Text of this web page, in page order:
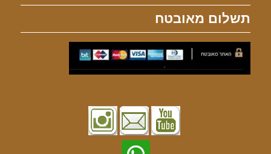
תשלום מאובטח